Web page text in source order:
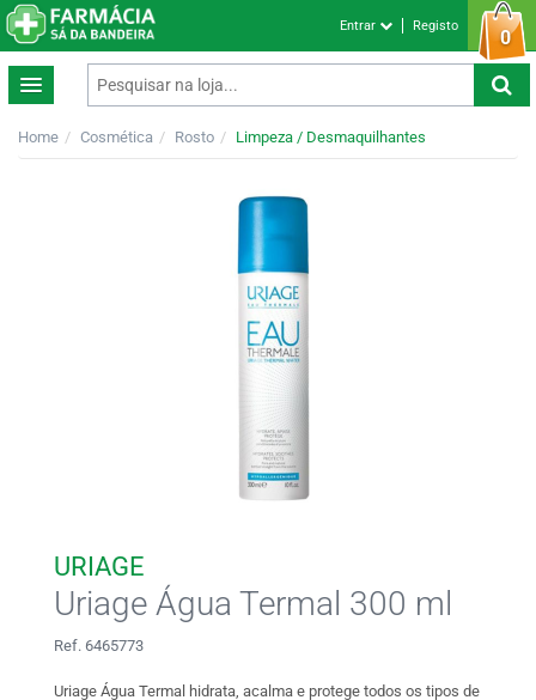
0
Entrar Registo
Home Cosmética Rosto Limpeza / Desmaquilhantes
URIAGE
Uriage Água Termal 300 ml
Ref. 6465773
Uriage Água Termal hidrata, acalma e protege todos os tipos de